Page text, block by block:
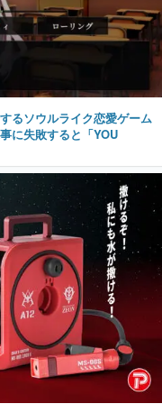
るソウルライク恋愛ゲーム
に失敗すると「YOU